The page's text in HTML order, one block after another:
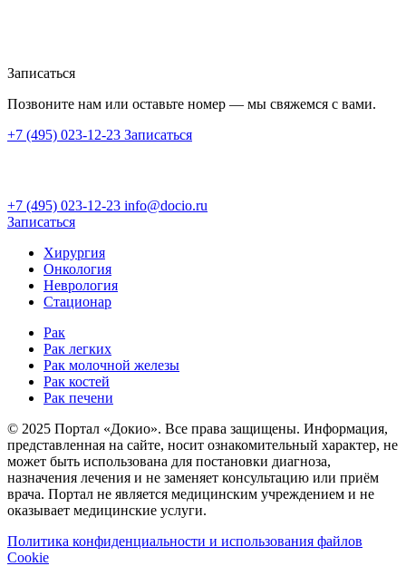
Записаться
Позвоните нам или оставьте номер — мы свяжемся с вами.
+7 (495) 023-12-23 Записаться
+7 (495) 023-12-23 info@docio.ru
Записаться
Хирургия
Онкология
Неврология
Стационар
Рак
Рак легких
Рак молочной железы
Рак костей
Рак печени
© 2025 Портал «Докио». Все права защищены. Информация,
представленная на сайте, носит ознакомительный характер, не
может быть использована для постановки диагноза,
назначения лечения и не заменяет консультацию или приём
врача. Портал не является медицинским учреждением и не
оказывает медицинские услуги.
Политика конфиденциальности и использования файлов
Cookie